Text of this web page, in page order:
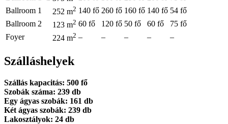
Ballroom 1
252 m2 140 fő 260 fő 160 fő 140 fő 54 fő
Ballroom 2
123 m2 60 fő 120 fő 50 fő 60 fő
75 fő
Foyer
224 m2 – – – – –
Szálláshelyek
Szállás kapacitás: 500 fő
Szobák száma: 239 db
Egy ágyas szobák: 161 db
Két ágyas szobák: 239 db
Lakosztályok: 24 db